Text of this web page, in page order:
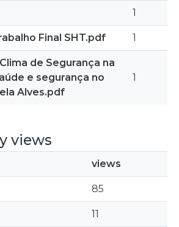
1
Final SHT.pdf 1
de Segurança na
e segurança no
Alves.pdf
1
views
views
85
11